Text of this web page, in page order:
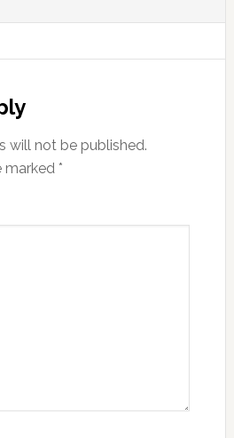
will not be published.
marked *